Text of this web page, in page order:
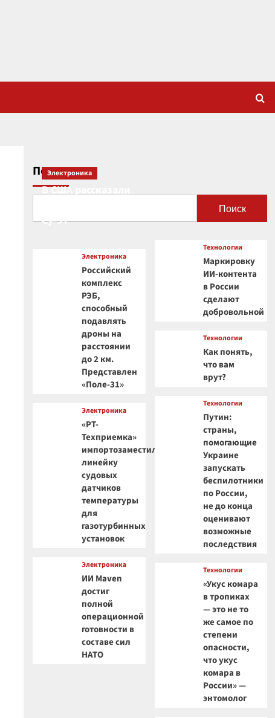
Поиск
Поиск
Электроника
В США рассказали
Су-57
Электроника
Российский
комплекс
РЭБ,
способный
подавлять
дроны на
расстоянии
до 2 км.
Представлен
«Поле-31»
Электроника
«РТ-
Техприемка»
импортозаместила
линейку
судовых
датчиков
температуры
для
газотурбинных
установок
Электроника
ИИ Maven
достиг
полной
операционной
готовности в
составе сил
НАТО
Технологии
Маркировку
ИИ-контента
в России
сделают
добровольной
Технологии
Как понять,
что вам
врут?
Технологии
Путин:
страны,
помогающие
Украине
запускать
беспилотники
по России,
не до конца
оценивают
возможные
последствия
Технологии
«Укус комара
в тропиках
— это не то
же самое по
степени
опасности,
что укус
комара в
России» —
энтомолог